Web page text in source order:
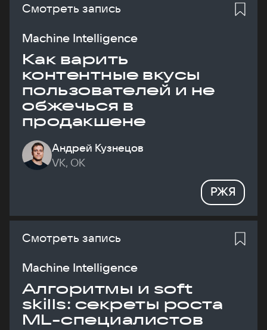
Смотреть запись
Machine Intelligence
Как варить
контентные вкусы
пользователей и не
обжечься в
продакшене
Андрей Кузнецов
VK, ОК
РЖЯ
Смотреть запись
Machine Intelligence
Алгоритмы и soft
skills: секреты роста
ML-специалистов